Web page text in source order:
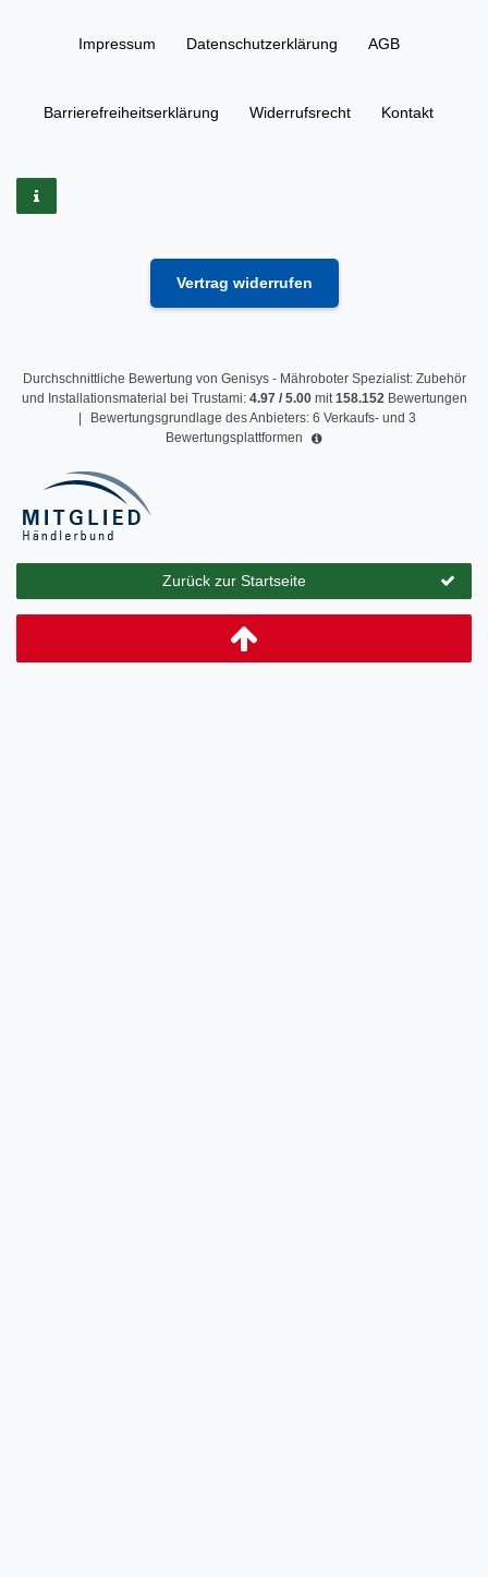
Impressum Daten­schutz­erklärung AGB
Barrierefreiheitserklärung Widerrufs­recht Kontakt
Vertrag widerrufen
Durchschnittliche Bewertung von Genisys - Mähroboter Spezialist: Zubehör
und Installationsmaterial bei Trustami: 4.97/ 5.00mit158.152 Bewertungen
Bewertungsgrundlage des Anbieters: 6 Verkaufs- und 3
Bewertungsplattformen
Zurück zur Startseite